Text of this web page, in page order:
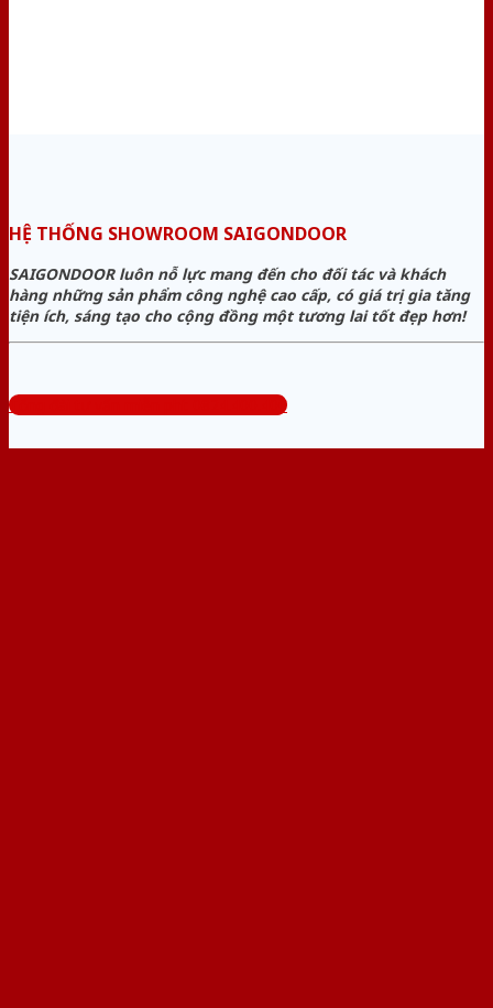
HỆ THỐNG SHOWROOM SAIGONDOOR
SAIGONDOOR luôn nỗ lực mang đến cho đối tác và khách
hàng những sản phẩm công nghệ cao cấp, có giá trị gia tăng
tiện ích, sáng tạo cho cộng đồng một tương lai tốt đẹp hơn!
Tổng đài tư vấn miễn phí: 0824.400.400